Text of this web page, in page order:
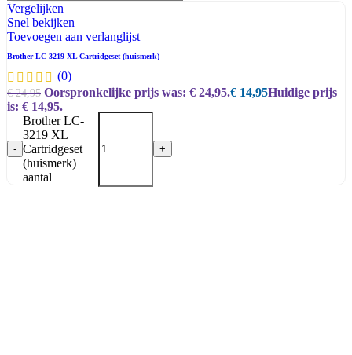
Vergelijken
Snel bekijken
Toevoegen aan verlanglijst
Brother LC-3219 XL Cartridgeset (huismerk)
(0)
€24,95 Oorspronkelijke prijs was: € 24,95.€ 14,95Huidige prijs
is: € 14,95.
-
Brother LC-
3219 XL
Cartridgeset
(huismerk)
aantal
+